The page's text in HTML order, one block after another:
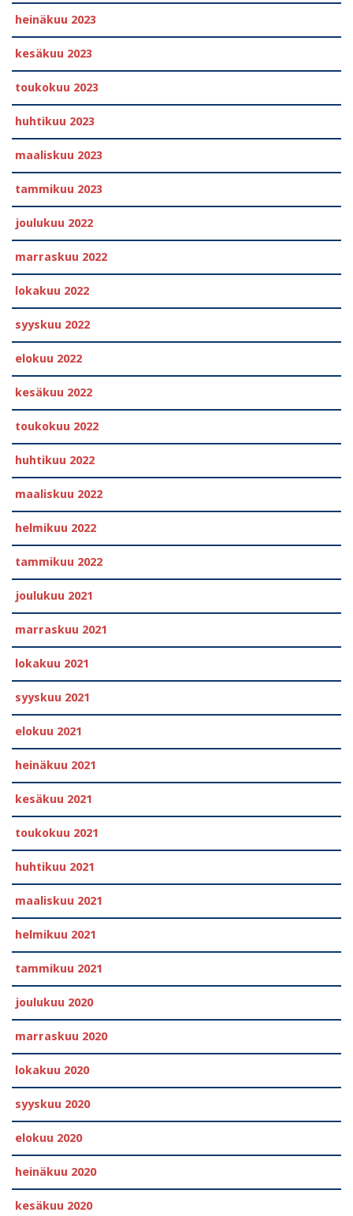
heinäkuu 2023
kesäkuu 2023
toukokuu 2023
huhtikuu 2023
maaliskuu 2023
tammikuu 2023
joulukuu 2022
marraskuu 2022
lokakuu 2022
syyskuu 2022
elokuu 2022
kesäkuu 2022
toukokuu 2022
huhtikuu 2022
maaliskuu 2022
helmikuu 2022
tammikuu 2022
joulukuu 2021
marraskuu 2021
lokakuu 2021
syyskuu 2021
elokuu 2021
heinäkuu 2021
kesäkuu 2021
toukokuu 2021
huhtikuu 2021
maaliskuu 2021
helmikuu 2021
tammikuu 2021
joulukuu 2020
marraskuu 2020
lokakuu 2020
syyskuu 2020
elokuu 2020
heinäkuu 2020
kesäkuu 2020